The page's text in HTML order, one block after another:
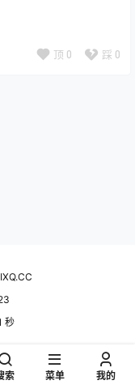
顶 0 踩 0
秒
索 菜单 我的